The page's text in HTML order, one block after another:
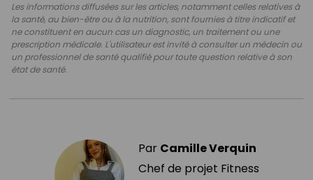
Les informations diffusées sur les articles, notamment celles relatives à
la santé, au bien-être ou à la nutrition, sont fournies à titre indicatif et
ne constituent en aucun cas un diagnostic, un traitement ou une
prescription médicale. L'utilisateur est invité à consulter un médecin ou
un professionnel de santé qualifié pour toute question relative à son
état de santé.
Par Camille Verquin
Chef de projet Fitness